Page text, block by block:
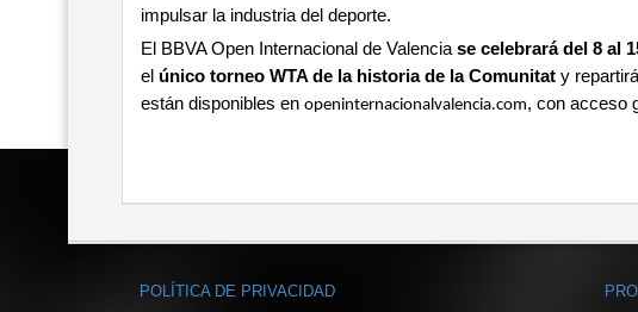
impulsar la industria del deporte.
El BBVA Open Internacional de Valenciase celebrará del 8 al
el único torneo WTA de la historia de la Comunitat y
están disponibles en openinternacionalvalencia.com, con acceso
POLÍTICA DE PRIVACIDAD